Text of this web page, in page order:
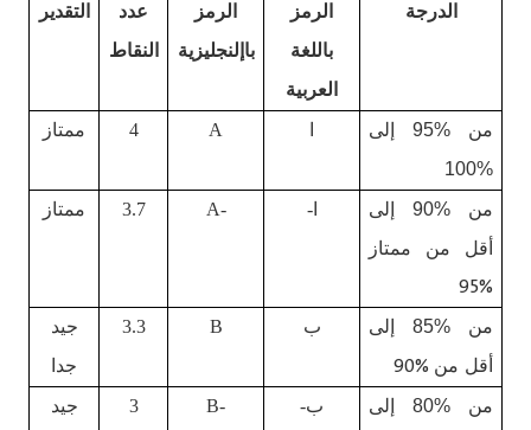
الدرجة
الرمز
باللغة
العربية
الرمز
باإلنجليزية
عدد
النقاط
التقدير
من %95 إلى
%100
A
4 ممتاز
من %90 إلى
أقل من ممتاز
%95
ا- A-
3.7 ممتاز
من %85 إلى
أقل من %90
ب B
3.3
جيد
جد
من %80 إلى
ب- B-
3
جيد